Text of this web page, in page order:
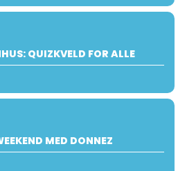
QUIZKVELD FOR ALLE
MED DONNEZ